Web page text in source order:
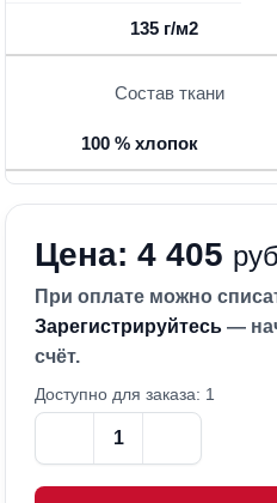
135 г/м2
Состав ткани
100 % хлопок
Цена: 4 405
При оплате можно
Зарегистрируйтесь —
счёт.
Доступно для заказа: 1